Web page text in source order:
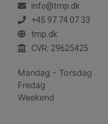
info@tmp.dk
+45 97 74 07 33
tmp.dk
CVR: 29625425
Mandag - Torsdag
Fredag
Weekend